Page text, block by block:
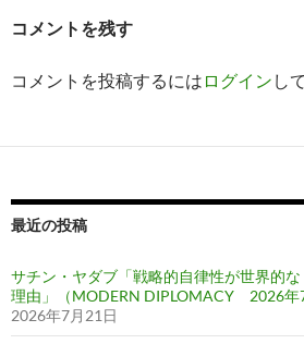
シ
コメントを残す
コメントを投稿するには ログイン し
最近の投稿
サチン・ヤダブ「戦略的自律性が世界的
理由」（MODERN DIPLOMACY 2026年7
2026年7月21日